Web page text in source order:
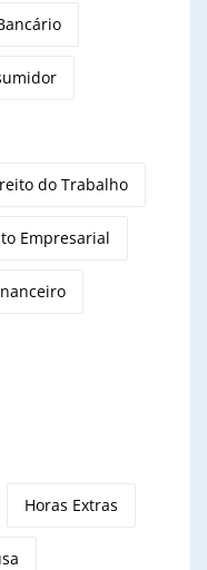
do Trabalho
Empresarial
Horas Extras